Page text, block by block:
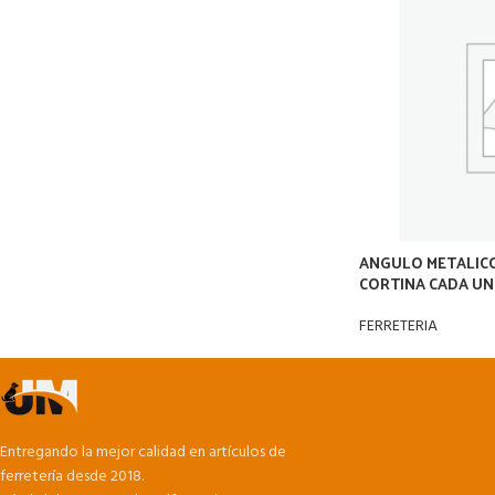
ANGULO
CORTINA CADA
FERRETERIA
Entregando la mejor calidad en artículos de
ferretería desde 2018.